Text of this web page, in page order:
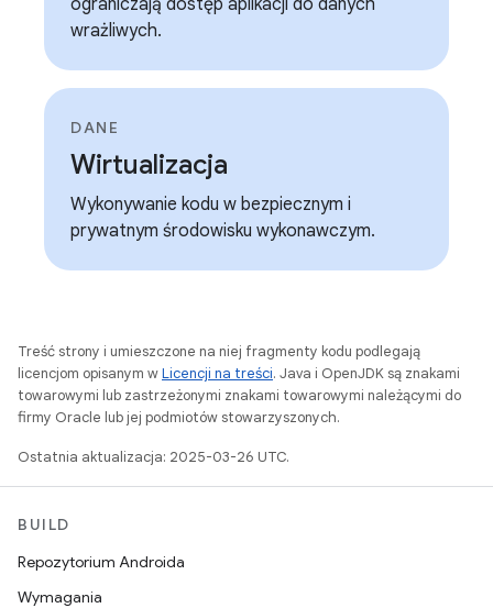
ograniczają dostęp aplikacji do danych
wrażliwych.
DANE
Wirtualizacja
Wykonywanie kodu w bezpiecznym i
prywatnym środowisku wykonawczym.
Treść strony i umieszczone na niej fragmenty kodu podlegają
licencjom opisanym wLicencji na treści. Java i OpenJDK są znakami
towarowymi lub zastrzeżonymi znakami towarowymi należącymi do
firmy Oracle lub jej podmiotów stowarzyszonych.
Ostatnia aktualizacja: 2025-03-26 UTC.
BUILD
Repozytorium Androida
Wymagania